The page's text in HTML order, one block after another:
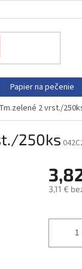
Papier na pečenie
2 vrst./
250ks
3,11 €
cena: